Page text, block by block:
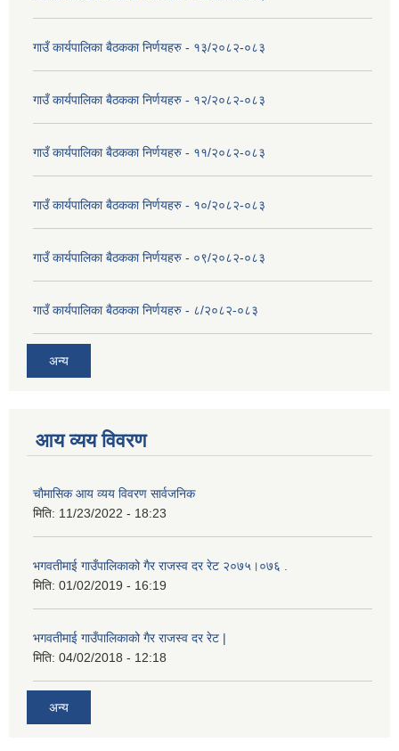
गाउँ कार्यपालिका बैठकका निर्णयहरु - १३/२०८२-०८३
गाउँ कार्यपालिका बैठकका निर्णयहरु - १२/२०८२-०८३
गाउँ कार्यपालिका बैठकका निर्णयहरु - ११/२०८२-०८३
गाउँ कार्यपालिका बैठकका निर्णयहरु - १०/२०८२-०८३
गाउँ कार्यपालिका बैठकका निर्णयहरु - ०९/२०८२-०८३
गाउँ कार्यपालिका बैठकका निर्णयहरु - ८/२०८२-०८३
अन्य
आय व्यय विवरण
चाैमासिक आय व्यय विवरण सार्वजनिक
मिति: 11/23/2022 - 18:23
भगवतीमाई गाउँपालिकाको गैर राजस्व दर रेट २०७५।०७६ .
मिति: 01/02/2019 - 16:19
भगवतीमाई गाउँपालिकाको गैर राजस्व दर रेट |
मिति: 04/02/2018 - 12:18
अन्य